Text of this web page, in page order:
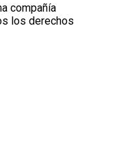
compañía
los derechos